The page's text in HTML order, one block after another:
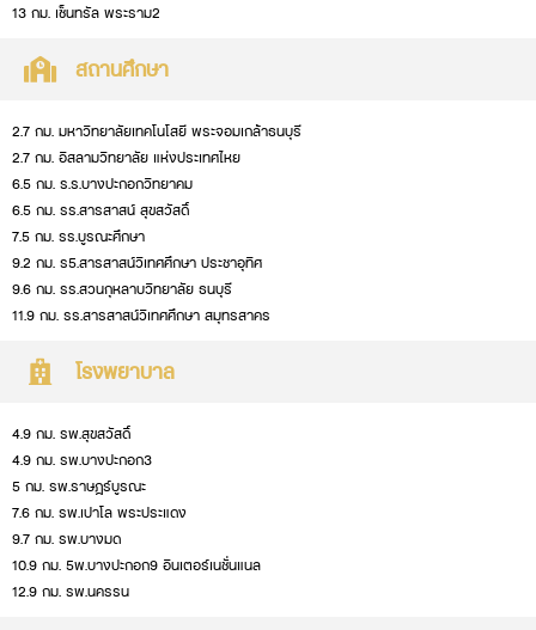
13 กม. เซ็นทรัล พระราม2
สถานศึกษา
2.7 กม. มหาวิทยาลัยเทคโนโสยี พระจอมเกล้าธนบุรี
2.7 กม. อิสลามวิทยาลัย แห่งประเทศไหย
6.5 กม. ร.ร.บางปะกอกวิทยาคม
6.5 กม. รร.สารสาสน์ สุขสวัสดิ์
7.5 กม. รร.บูรณะศึกษา
9.2 กม. ร5.สารสาสน์วิเทศศึกษา ประชาอุทิศ
9.6 กม. รร.สวนกุหลาบวิทยาลัย ธนบุรี
11.9 กม. รร.สารสาสน์วิเทศศึกษา สมุทรสาคร
โรงพยาบาล
4.9 กม. รพ.สุขสวัสดิ์
4.9 กม. รพ.บางปะกอก3
5 กม. รพ.ราษฎร์บูรณะ
7.6 กม. รพ.เปาโล พระประแดง
9.7 กม. รพ.บางมด
10.9 กม. 5พ.บางปะกอก9 อินเตอร์เนชั่นแนล
12.9 กม. รพ.นครรน